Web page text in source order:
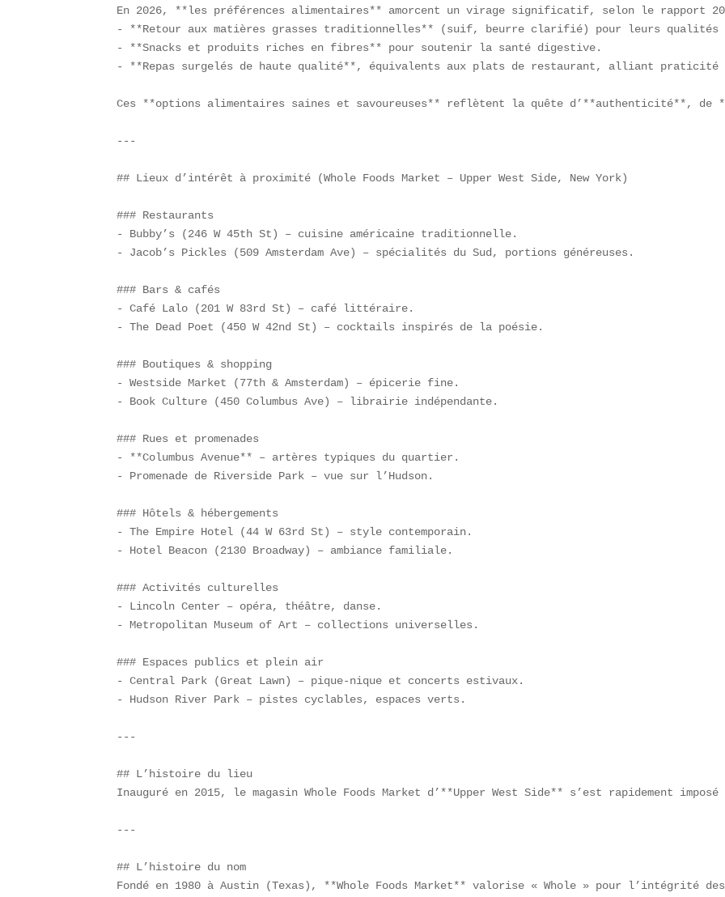
En 2026, **les préférences alimentaires** amorcent un virage significatif, selon le rapport
- **Retour aux matières grasses traditionnelles** (suif, beurre clarifié) pour leurs
- **Snacks et produits riches en fibres** pour soutenir la santé digestive.
- **Repas surgelés de haute qualité**, équivalents aux plats de restaurant, alliant
Ces **options alimentaires saines et savoureuses** reflètent la quête d’**authenticité**, de
---
## Lieux d’intérêt à proximité (Whole Foods Market – Upper West Side, New York)
### Restaurants
- Bubby’s (246 W 45th St) – cuisine américaine traditionnelle.
- Jacob’s Pickles (509 Amsterdam Ave) – spécialités du Sud, portions généreuses.
### Bars & cafés
- Café Lalo (201 W 83rd St) – café littéraire.
- The Dead Poet (450 W 42nd St) – cocktails inspirés de la poésie.
### Boutiques & shopping
- Westside Market (77th & Amsterdam) – épicerie fine.
- Book Culture (450 Columbus Ave) – librairie indépendante.
### Rues et promenades
- **Columbus Avenue** – artères typiques du quartier.
- Promenade de Riverside Park – vue sur l’Hudson.
### Hôtels & hébergements
- The Empire Hotel (44 W 63rd St) – style contemporain.
- Hotel Beacon (2130 Broadway) – ambiance familiale.
### Activités culturelles
- Lincoln Center – opéra, théâtre, danse.
- Metropolitan Museum of Art – collections universelles.
### Espaces publics et plein air
- Central Park (Great Lawn) – pique-nique et concerts estivaux.
- Hudson River Park – pistes cyclables, espaces verts.
---
## L’histoire du lieu
Inauguré en 2015, le magasin Whole Foods Market d’**Upper West Side** s’est rapidement
---
## L’histoire du nom
Fondé en 1980 à Austin (Texas), **Whole Foods Market** valorise « Whole » pour l’intégrité